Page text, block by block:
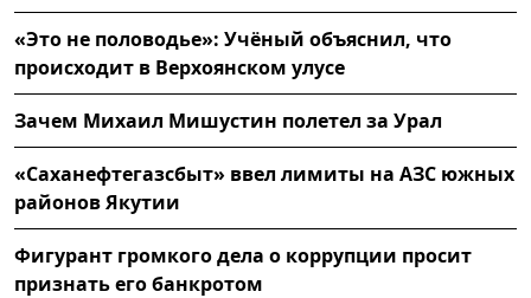
«Это не половодье»: Учёный объяснил, что
происходит в Верхоянском улусе
Зачем Михаил Мишустин полетел за Урал
«Саханефтегазсбыт» ввел лимиты на АЗС южных
районов Якутии
Фигурант громкого дела о коррупции просит
признать его банкротом